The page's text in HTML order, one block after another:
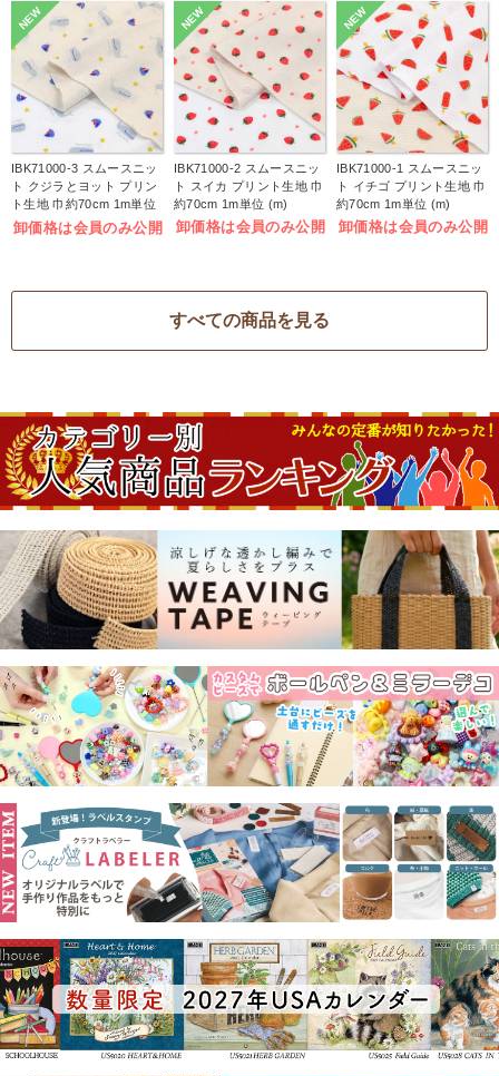
NEW
IBK71000-3 スムースニッ
ト クジラとヨット プリン
ト生地 巾約70cm 1m単位
(m)
卸価格は会員のみ公開
NEW
IBK71000-2 スムースニッ
ト スイカ プリント生地 巾
約70cm 1m単位 (m)
卸価格は会員のみ公開
NEW
IBK71000-1 スムースニッ
ト イチゴ プリント生地 巾
約70cm 1m単位 (m)
卸価格は会員のみ公開
すべての商品を見る